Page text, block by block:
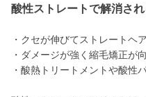
酸性ストレートで解消さ
・クセが伸びてストレートヘ
・ダメージが強く縮毛矯正が
・酸熱トリートメントや酸性